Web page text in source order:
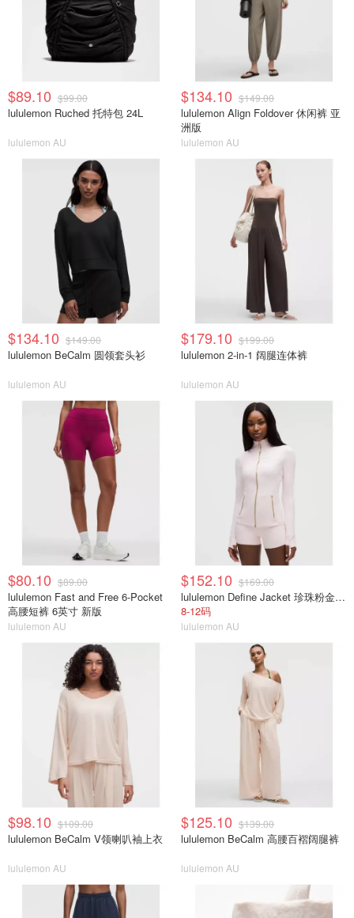
$89.10 $99.00
lululemon Ruched 托特包 24L
lululemon AU
$134.10 $149.00
lululemon Align Foldover 休闲裤 亚
洲版
lululemon AU
$134.10 $149.00
lululemon BeCalm 圆领套头衫
lululemon AU
$179.10 $199.00
lululemon 2-in-1 阔腿连体裤
lululemon AU
$80.10 $89.00
lululemon Fast and Free 6-Pocket
高腰短裤 6英寸 新版
lululemon AU
$152.10 $169.00
lululemon Define Jacket 珍珠粉金拉链
8-12码
lululemon AU
$98.10 $109.00
lululemon BeCalm V领喇叭袖上衣
lululemon AU
$125.10 $139.00
lululemon BeCalm 高腰百褶阔腿裤
lululemon AU